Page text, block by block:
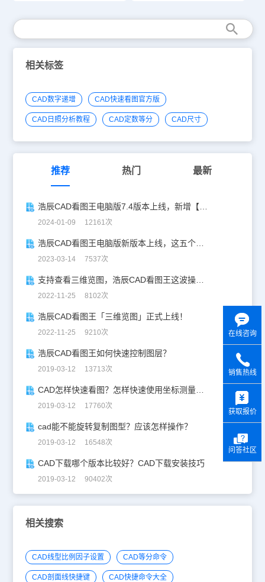
相关标签
CAD数字递增 CAD快速看图官方版
CAD日照分析教程 CAD定数等分 CAD尺寸
推荐 热门 最新
浩辰CAD看图王电脑版7.4版本上线，新增【坐标系切换】功能！
2024-01-09 12161次
浩辰CAD看图王电脑版新版本上线，这五个新功能你一定要知道！
2023-03-14 7537次
支持查看三维览图，浩辰CAD看图王这波操作太惊艳！
2022-11-25 8102次
浩辰CAD看图王「三维览图」正式上线！
2022-11-25 9210次
浩辰CAD看图王如何快速控制图层？
2019-03-12 13713次
CAD怎样快速看图？怎样快速使用坐标测量功能？
2019-03-12 17760次
cad能不能旋转复制图型？应该怎样操作？
2019-03-12 16548次
CAD下载哪个版本比较好？CAD下载安装技巧
2019-03-12 90402次
相关搜索
CAD线型比例因子设置 CAD等分命令
CAD剖面线快捷键 CAD快捷命令大全
在线咨询
销售热线
获取报价
问答社区